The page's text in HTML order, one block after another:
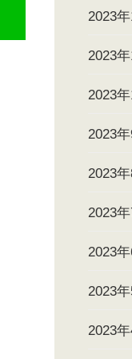
2023年
2023年
2023年
2023年
2023年
2023年
2023年
2023年
2023年